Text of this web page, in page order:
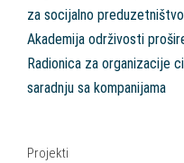
za socijalno preduzetništvo
Akademija održivosti
Radionica za organizacije
saradnju sa kompanijama
Projekti